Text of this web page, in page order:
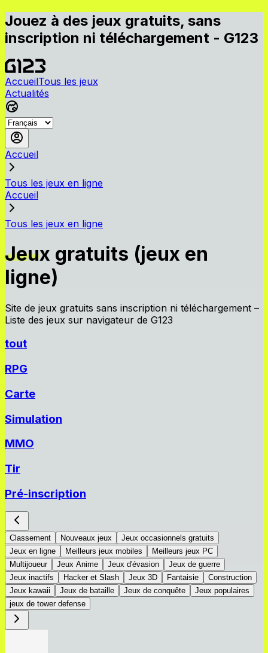
Jouez à des jeux gratuits, sans
inscription ni téléchargement - G123
AccueilTous les jeux
Actualités
Accueil
Tous les jeux en ligne
Accueil
Tous les jeux en ligne
Jeux gratuits (jeux en
ligne)
Site de jeux gratuits sans inscription ni téléchargement –
Liste des jeux sur navigateur de G123
tout
RPG
Carte
Simulation
MMO
Tir
Pré-inscription
Classement Nouveaux jeux
Jeux occasionnels gratuits
Jeux en ligne
Meilleurs jeux mobiles
Meilleurs jeux PC
Multijoueur
Jeux Anime Jeux d'évasion
Jeux de guerre
Jeux inactifs
Hacker et Slash Jeux 3D Fantaisie
Construction
Jeux kawaii
Jeux de bataille Jeux de conquête
Jeux populaires
jeux de tower defense